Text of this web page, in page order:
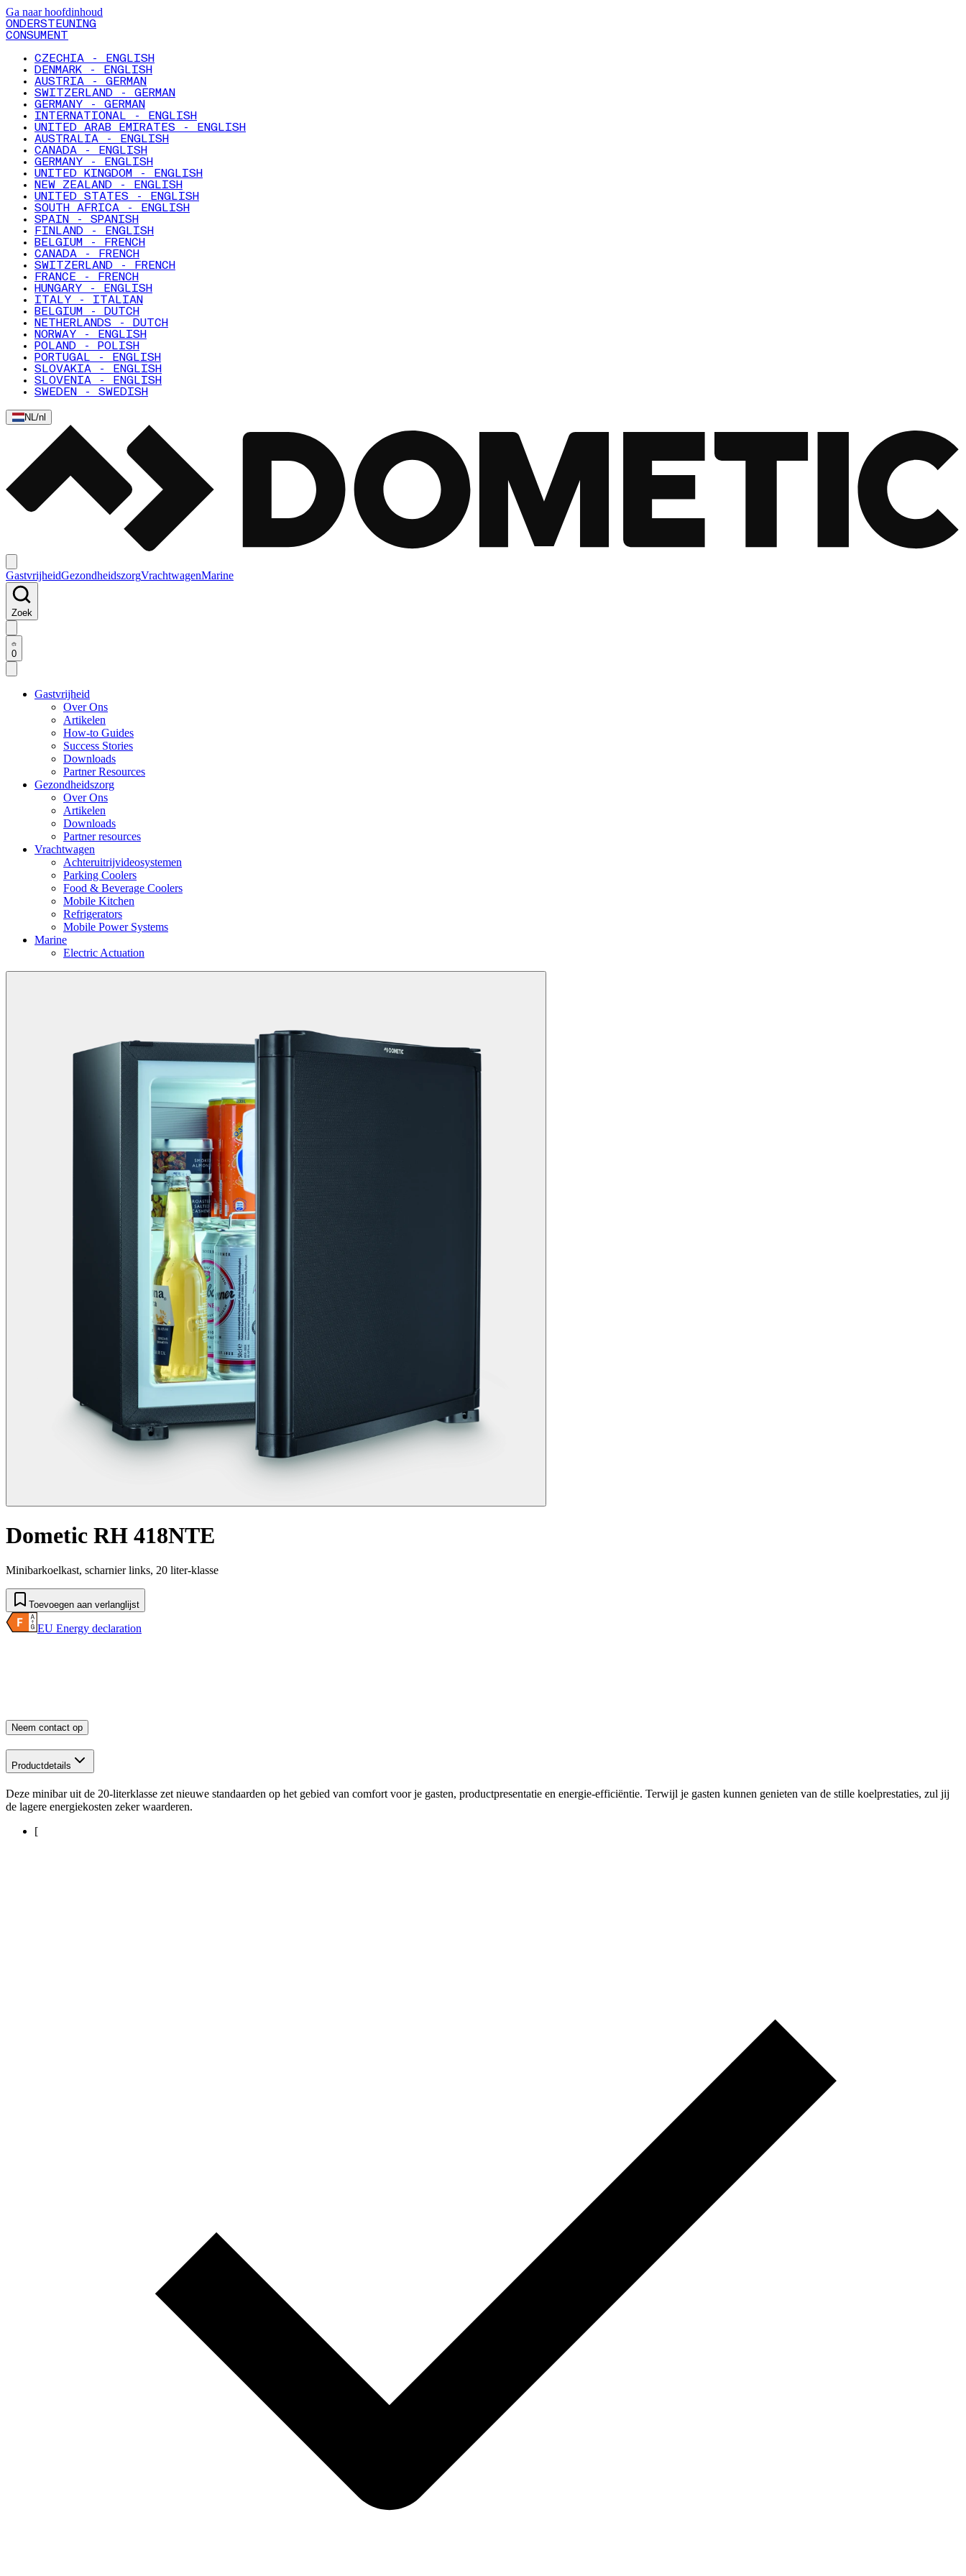
Ga naar hoofdinhoud
ONDERSTEUNING
CONSUMENT
CZECHIA - ENGLISH
DENMARK - ENGLISH
AUSTRIA - GERMAN
SWITZERLAND - GERMAN
GERMANY - GERMAN
INTERNATIONAL - ENGLISH
UNITED ARAB EMIRATES - ENGLISH
AUSTRALIA - ENGLISH
CANADA - ENGLISH
GERMANY - ENGLISH
UNITED KINGDOM - ENGLISH
NEW ZEALAND - ENGLISH
UNITED STATES - ENGLISH
SOUTH AFRICA - ENGLISH
SPAIN - SPANISH
FINLAND - ENGLISH
BELGIUM - FRENCH
CANADA - FRENCH
SWITZERLAND - FRENCH
FRANCE - FRENCH
HUNGARY - ENGLISH
ITALY - ITALIAN
BELGIUM - DUTCH
NETHERLANDS - DUTCH
NORWAY - ENGLISH
POLAND - POLISH
PORTUGAL - ENGLISH
SLOVAKIA - ENGLISH
SLOVENIA - ENGLISH
SWEDEN - SWEDISH
NL/nl
GastvrijheidGezondheidszorgVrachtwagenMarine
Zoek
0
Gastvrijheid
Over Ons
Artikelen
How-to Guides
Success Stories
Downloads
Partner Resources
Gezondheidszorg
Over Ons
Artikelen
Downloads
Partner resources
Vrachtwagen
Achteruitrijvideosystemen
Parking Coolers
Food & Beverage Coolers
Mobile Kitchen
Refrigerators
Mobile Power Systems
Marine
Electric Actuation
Dometic RH 418NTE
Minibarkoelkast, scharnier links, 20 liter-klasse
Toevoegen aan verlanglijst
EU Energy declaration
Neem contact op
Productdetails
Deze minibar uit de 20-literklasse zet nieuwe standaarden op het gebied van comfort voor je gasten, productpresentatie en energie-efficiëntie. Terwijl je gasten kunnen genieten van de stille koelprestaties, zul jij
de lagere energiekosten zeker waarderen.
[